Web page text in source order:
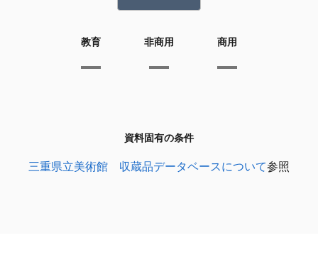
教育 非商用 商用
資料固有の条件
三重県立美術館 収蔵品データベースについて参照